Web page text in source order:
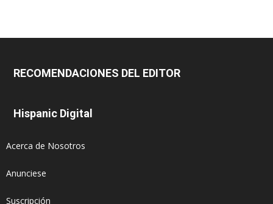
RECOMENDACIONES DEL EDITOR
Hispanic Digital
Acerca de Nosotros
Anunciese
Suscripción